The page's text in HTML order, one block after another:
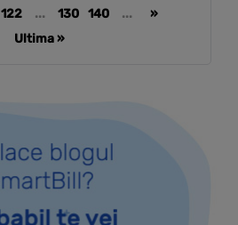
122 ... 130 140 ...
»
Ultima »